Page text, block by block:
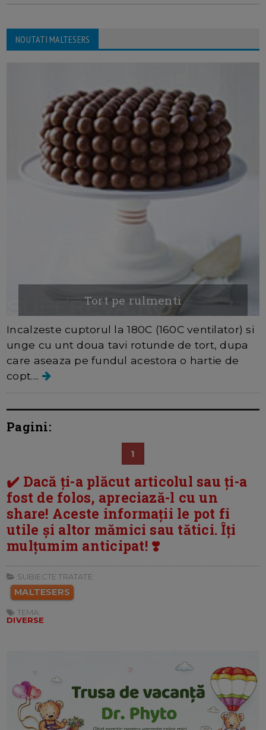
NOUTATI MALTESERS
Tort pe rulmenti
Incalzeste cuptorul la 180C (160C ventilator) si
unge cu unt doua tavi rotunde de tort, dupa
care aseaza pe fundul acestora o hartie de
copt....
Pagini:
1
✔️ Dacă ți-a plăcut articolul sau ți-a
fost de folos, apreciază-l cu un
share! Aceste informații le pot fi
utile și altor mămici sau tătici. Îți
mulțumim anticipat! ❣️
SUBIECTE TRATATE:
MALTESERS
TEMA:
DIVERSE